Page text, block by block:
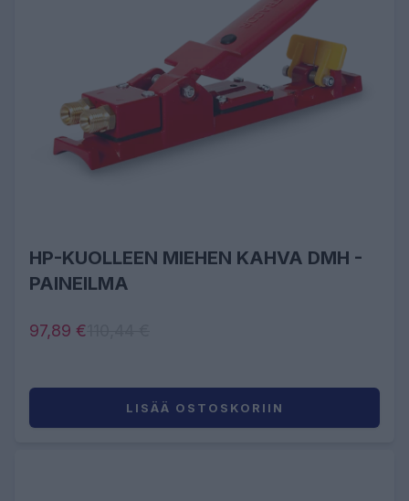
HP-KUOLLEEN MIEHEN KAHVA DMH -
PAINEILMA
97,89 €
LISÄÄ OSTOSKORIIN